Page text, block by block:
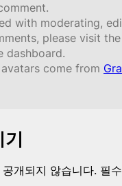
with moderating,
please visit
dashboard.
come from
기
개되지 않습니다. 필